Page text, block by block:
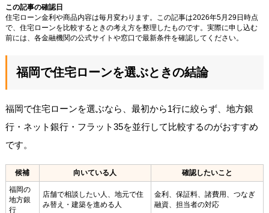
この記事の確認日
住宅ローン金利や商品内容は毎月変わります。この記事は2026年5月29日時点
で、住宅ローンを比較するときの考え方を整理したものです。実際に申し込む
前には、各金融機関の公式サイトや窓口で最新条件を確認してください。
福岡で住宅ローンを選ぶときの結論
福岡で住宅ローンを選ぶなら、最初から1行に絞らず、地方銀
行・ネット銀行・フラット35を並行して比較するのがおすすめ
です。
候補 向いている人
確認したいこと
福岡の
地方銀
行
店舗で相談したい人、地元で住
み替え・建築を進める人
金利、保証料、諸費用、つなぎ
融資、担当者の対応